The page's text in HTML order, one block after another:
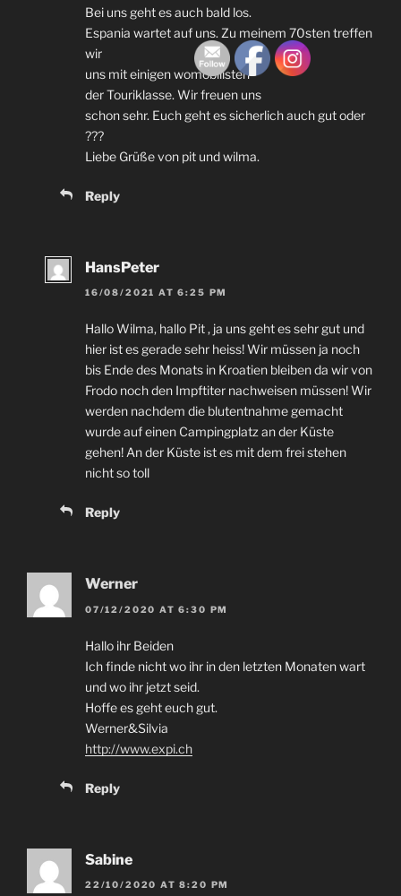
Bei uns geht es auch bald los.
Espania wartet auf uns. Zu meinem 70sten treffen
wir
uns mit einigen womobilisten
der Touriklasse. Wir freuen uns
schon sehr. Euch geht es sicherlich auch gut oder
???
Liebe Grüße von pit und wilma.
Reply
HansPeter
16/08/2021 AT 6:25 PM
Hallo Wilma, hallo Pit , ja uns geht es sehr gut und
hier ist es gerade sehr heiss!Wir müssen ja noch
bis Ende des Monats in Kroatien bleiben da wir von
Frodo noch den Impftiter nachweisen müssen!Wir
werden nachdem die blutentnahme gemacht
wurde auf einen Campingplatz an der Küste
gehen! An der Küste ist es mit dem frei stehen
nicht so toll
Reply
Werner
07/12/2020 AT 6:30 PM
Hallo ihr Beiden
Ich finde nicht wo ihr in den letzten Monaten wart
und wo ihr jetzt seid.
Hoffe es geht euch gut.
Werner&Silvia
http://www.expi.ch
Reply
Sabine
22/10/2020 AT 8:20 PM